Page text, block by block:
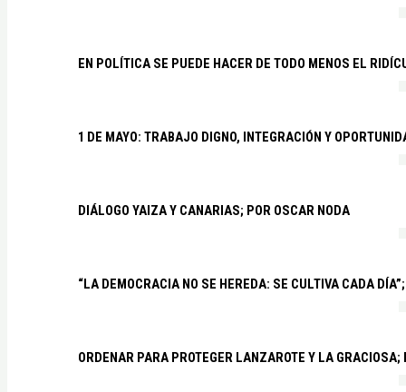
EN POLÍTICA SE PUEDE HACER DE TODO MENOS EL
1 DE MAYO: TRABAJO DIGNO, INTEGRACIÓN Y
DIÁLOGO YAIZA Y CANARIAS; POR OSCAR NODA
“LA DEMOCRACIA NO SE HEREDA: SE CULTIVA CADA
ORDENAR PARA PROTEGER LANZAROTE Y LA